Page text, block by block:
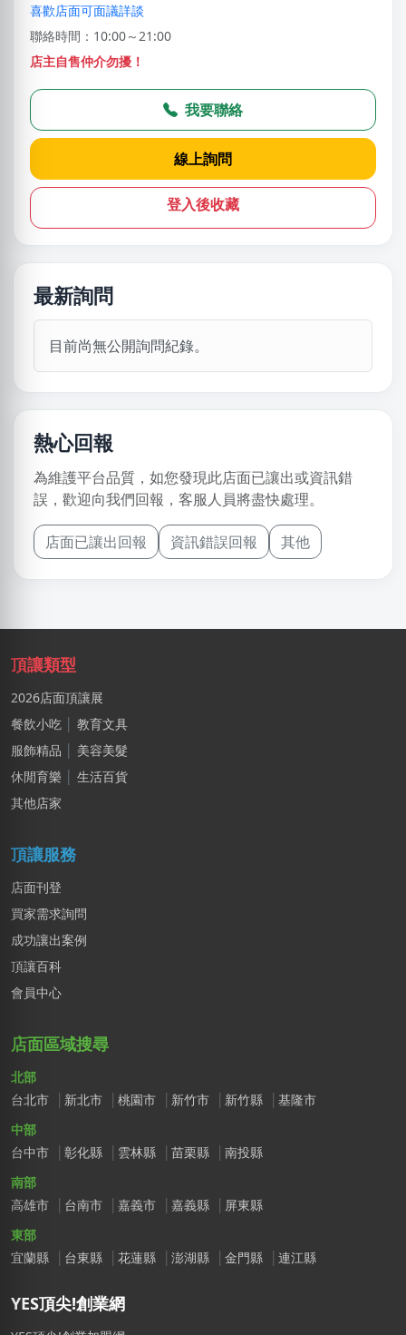
喜歡店面可面議詳談
聯絡時間：10:00～21:00
店主自售仲介勿擾！
我要聯絡
線上詢問
登入後收藏
最新詢問
目前尚無公開詢問紀錄。
熱心回報
為維護平台品質，如您發現此店面已讓出或資訊錯
誤，歡迎向我們回報，客服人員將盡快處理。
店面已讓出回報 資訊錯誤回報 其他
頂讓類型
2026店面頂讓展
餐飲小吃
教育文具
服飾精品
美容美髮
休閒育樂
生活百貨
其他店家
頂讓服務
店面刊登
買家需求詢問
成功讓出案例
頂讓百科
會員中心
店面區域搜尋
北部
台北市
新北市 桃園市 新竹市 新竹縣
基隆市
中部
台中市
彰化縣 雲林縣 苗栗縣
南投縣
南部
高雄市
台南市 嘉義市 嘉義縣
屏東縣
東部
宜蘭縣
台東縣 花蓮縣 澎湖縣 金門縣 連江縣
YES頂尖!創業網